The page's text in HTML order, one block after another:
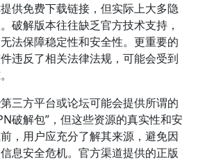
供免费下载链接，但实际上大多隐
破解版本往往缺乏官方技术支持，
法保障稳定性和安全性。更重要的
违反了相关法律法规，可能会受到
三方平台或论坛可能会提供所谓的
破解包”，但这些资源的真实性和安
，用户应充分了解其来源，避免因
息安全危机。官方渠道提供的正版